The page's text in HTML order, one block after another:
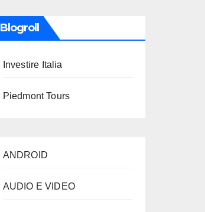
Blogroll
Investire Italia
Piedmont Tours
ANDROID
AUDIO E VIDEO